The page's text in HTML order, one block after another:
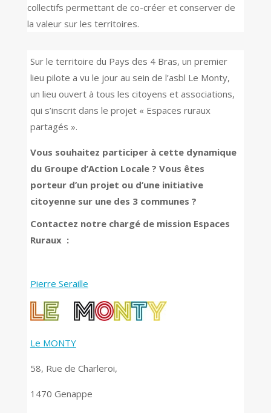
collectifs permettant de co-créer et conserver de
la valeur sur les territoires.
Sur le territoire du Pays des 4 Bras, un premier
lieu pilote a vu le jour au sein de l’asbl Le Monty,
un lieu ouvert à tous les citoyens et associations,
qui s’inscrit dans le projet « Espaces ruraux
partagés ».
Vous souhaitez participer à cette dynamique
du Groupe d’Action Locale ? Vous êtes
porteur d’un projet ou d’une initiative
citoyenne sur une des 3 communes ?
Contactez notre chargé de mission Espaces
Ruraux :
Pierre Seraille
Le MONTY
58, Rue de Charleroi,
1470 Genappe